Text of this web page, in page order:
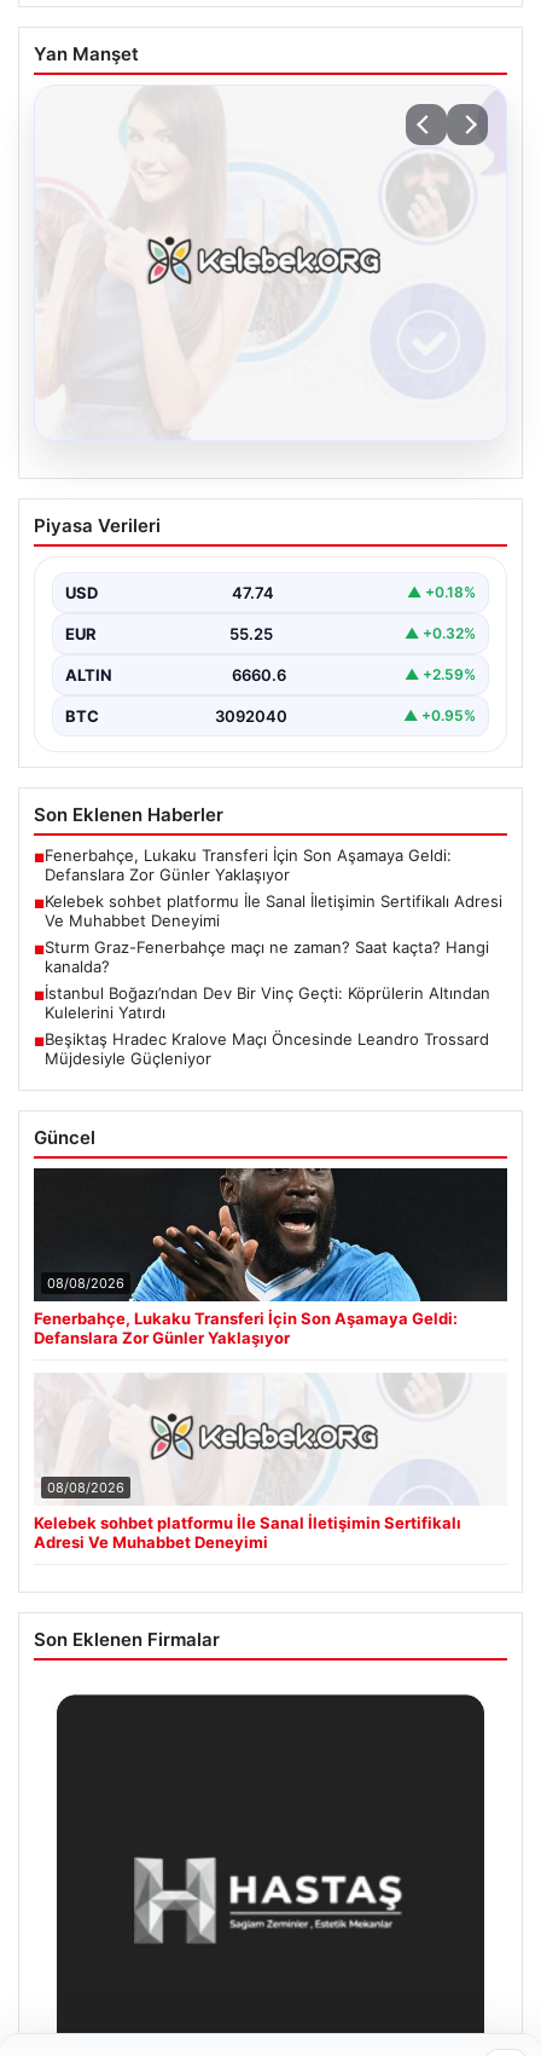
Yan Manşet
Kelebek sohbet platformu İle Sanal
İletişimin Sertifikalı Adresi Ve
İnternet çağında insanların seviyeli bir şekilde bağlantı
olarak…
Piyasa Verileri
USD 47.74 ▲ +0.18%
EUR 55.25 ▲ +0.32%
ALTIN 6660.6 ▲ +2.59%
BTC 3092040 ▲ +0.95%
Son Eklenen Haberler
■Fenerbahçe, Lukaku Transferi İçin Son Aşamaya Geldi:
Defanslara Zor Günler Yaklaşıyor
■Kelebek sohbet platformu İle Sanal İletişimin Sertifikalı Adresi
Ve Muhabbet Deneyimi
■Sturm Graz-Fenerbahçe maçı ne zaman? Saat kaçta? Hangi
kanalda?
■İstanbul Boğazı’ndan Dev Bir Vinç Geçti: Köprülerin Altından
Kulelerini Yatırdı
■Beşiktaş Hradec Kralove Maçı Öncesinde Leandro Trossard
Müjdesiyle Güçleniyor
Güncel
08/08/2026
Fenerbahçe, Lukaku Transferi İçin Son Aşamaya Geldi:
Defanslara Zor Günler Yaklaşıyor
08/08/2026
Kelebek sohbet platformu İle Sanal İletişimin Sertifikalı
Adresi Ve Muhabbet Deneyimi
Son Eklenen Firmalar